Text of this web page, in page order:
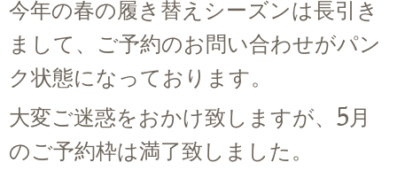
今年の春の履き替えシーズンは長引き
まして、ご予約のお問い合わせがパン
ク状態になっております。
大変ご迷惑をおかけ致しますが、 5月
のご予約枠は満了致しました。